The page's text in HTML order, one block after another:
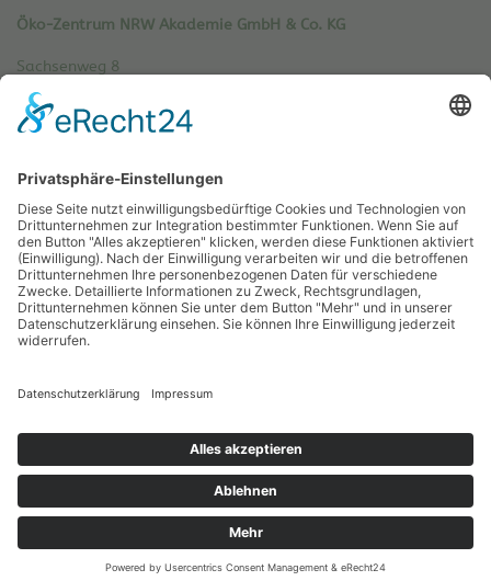
Öko-Zentrum NRW Akademie GmbH & Co. KG
Sachsenweg 8
59073 Hamm
Tel.: 02381 / 30 220-0
info[at]oe-akademie.de
Vertrag widerrufen
Sitemap
Impressum
Datenschutz
Cookies